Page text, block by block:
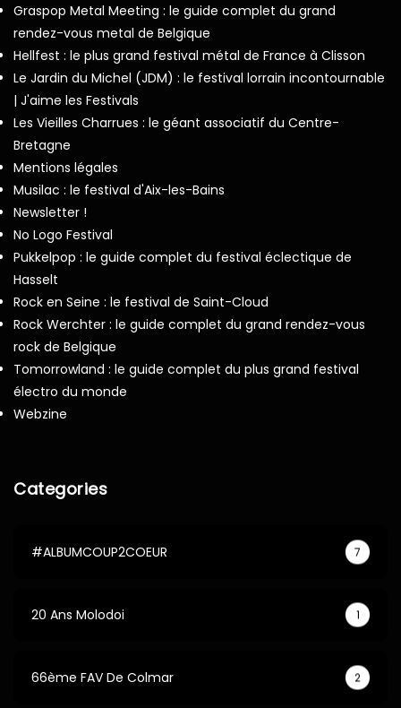
Graspop Metal Meeting : le guide complet du grand
rendez-vous metal de Belgique
Hellfest : le plus grand festival métal de France à Clisson
Le Jardin du Michel (JDM) : le festival lorrain incontournable
| J'aime les Festivals
Les Vieilles Charrues : le géant associatif du Centre-
Bretagne
Mentions légales
Musilac : le festival d'Aix-les-Bains
Newsletter !
No Logo Festival
Pukkelpop : le guide complet du festival éclectique de
Hasselt
Rock en Seine : le festival de Saint-Cloud
Rock Werchter : le guide complet du grand rendez-vous
rock de Belgique
Tomorrowland : le guide complet du plus grand festival
électro du monde
Webzine
Categories
#ALBUMCOUP2COEUR 7
20 Ans Molodoi 1
66ème FAV De Colmar 2